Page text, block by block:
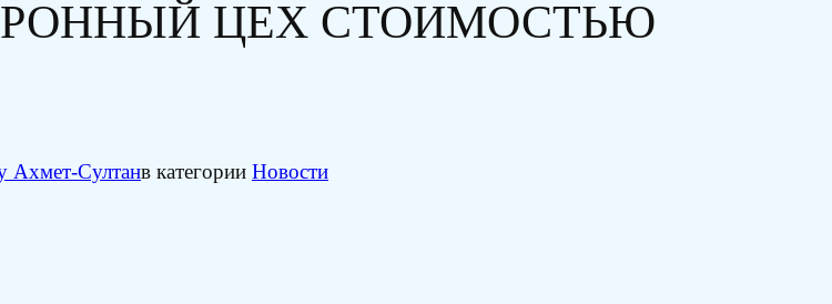
ЦЕХ СТОИМОСТЬЮ
Ахмет-Султанв категории Новости